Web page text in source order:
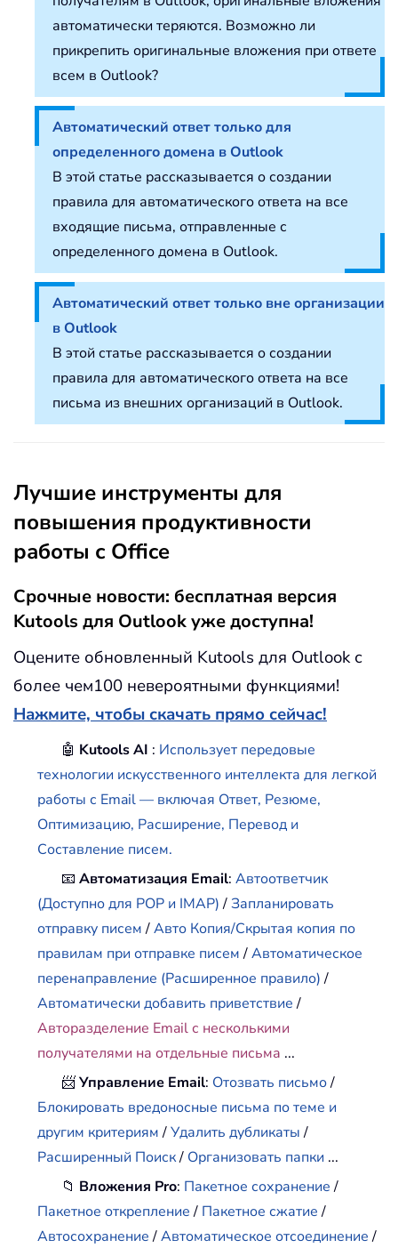
автоматически теряются. Возможно ли
прикрепить оригинальные вложения при ответе
всем в Outlook?
Автоматический ответ только для
определенного домена в Outlook
В этой статье рассказывается о создании
правила для автоматического ответа на все
входящие письма, отправленные с
определенного домена в Outlook.
Автоматический ответ только вне организации
в Outlook
В этой статье рассказывается о создании
правила для автоматического ответа на все
письма из внешних организаций в Outlook.
Лучшие инструменты для
повышения продуктивности
работы с Office
Срочные новости: бесплатная версия
Kutools для Outlook уже доступна!
Оцените обновленный Kutools для Outlook с
более чем100 невероятными функциями!
Нажмите, чтобы скачать прямо сейчас!
🤖 Kutools AI : Использует передовые
технологии искусственного интеллекта для легкой
работы с Email — включая Ответ, Резюме,
Оптимизацию, Расширение, Перевод и
Составление писем.
📧Автоматизация Email:Автоответчик
(Доступно для POP и IMAP)/Запланировать
отправку писем/Авто Копия/Скрытая копия по
правилам при отправке писем/Автоматическое
перенаправление (Расширенное правило)/
Автоматически добавить приветствие/
Авторазделение Email с несколькими
получателями на отдельные письма ...
📨Управление Email: Отозвать письмо/
Блокировать вредоносные письма по теме и
другим критериям/Удалить дубликаты/
Расширенный Поиск/ Организовать папки ...
📁 Вложения Pro: Пакетное сохранение/
Пакетное открепление/ Пакетное сжатие/
Автосохранение/Автоматическое отсоединение/